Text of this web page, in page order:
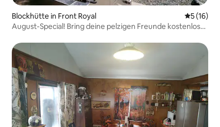
Blockhütte in Front Royal
5 (16)
August-Special! Bring deine pelzigen Freunde kostenlos